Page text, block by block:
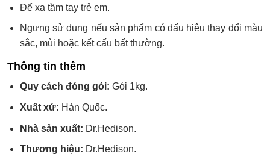
Để xa tầm tay trẻ em.
Ngưng sử dụng nếu sản phẩm có dấu hiệu thay đổi màu
sắc, mùi hoặc kết cấu bất thường.
Thông tin thêm
Quy cách đóng gói: Gói 1kg.
Xuất xứ: Hàn Quốc.
Nhà sản xuất: Dr.Hedison.
Thương hiệu: Dr.Hedison.